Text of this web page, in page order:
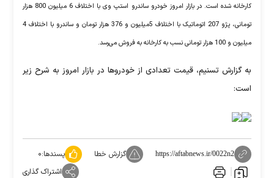
کارخانه شده است. در بازار امروز خودرو ساندرو استپ وی با اختلاف 6 میلیون 800 هزار
تومانی، پژو 207 اتوماتیک با اختلاف 5میلیون و 376 هزار تومان و ساندرو با اختلاف 4
میلیون و 100 هزار تومانی نسب به کارخانه به فروش می‌رسد.
به گزارش تسنیم، قیمت تعدادی از خودروها در بازار امروز به شرح زیر
است:
https://aftabnews.ir/0022n2 گزارش خطا پسندها:۰
اشتراک گذاری